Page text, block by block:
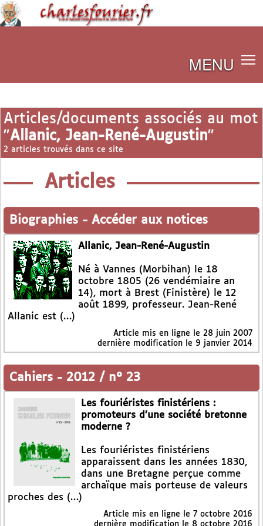
MENU
Articles/documents associés au mot
"Allanic, Jean-René-Augustin"
2 articles trouvés dans ce site
Articles
Biographies - Accéder aux notices
Allanic, Jean-René-Augustin
Né à Vannes (Morbihan) le 18
octobre 1805 (26 vendémiaire an
14), mort à Brest (Finistère) le 12
août 1899, professeur. Jean-René
Allanic est (…)
Article mis en ligne le 28 juin 2007
dernière modification le 9 janvier 2014
Cahiers - 2012 / n° 23
Les fouriéristes finistériens :
promoteurs d’une société bretonne
moderne ?
Les fouriéristes finistériens
apparaissent dans les années 1830,
dans une Bretagne perçue comme
archaïque mais porteuse de valeurs
proches des (…)
Article mis en ligne le 7 octobre 2016
dernière modification le 8 octobre 2016